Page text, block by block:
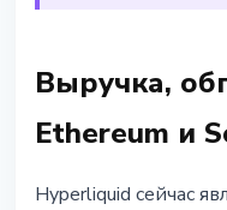
Выручка,
Ethereum и
Hyperliquid сейчас